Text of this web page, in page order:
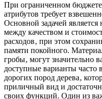
При ограниченном
атрибутов требует
Основной задачей
между качеством и
расходов‚ при этом
памяти покойного.
гробы‚ могут значительно
доступные варианты
дорогих пород дерева‚
приличный вид и
своих функций. Один из